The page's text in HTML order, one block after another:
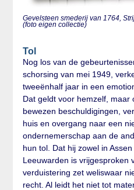
Gevelsteen smederij van 1764,
(foto eigen collectie)
Tol
Nog los van de
schorsing van mei 1949,
tweeënhalf jaar in een
Dat geldt voor hemzelf, maar
bewezen beschuldigingen,
huis en overgang naar een
ondernemerschap aan de
hun tol. Dat hij zowel in
Leeuwarden is vrijgesproken
verduistering zet weliswaar
recht. Al leidt het niet tot